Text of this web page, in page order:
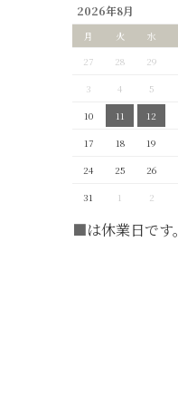
2026年8月
月 火 水
27
28 29
3
4 5
10
11 12
17
18 19
24
25 26
31
1 2
■は休業日です。